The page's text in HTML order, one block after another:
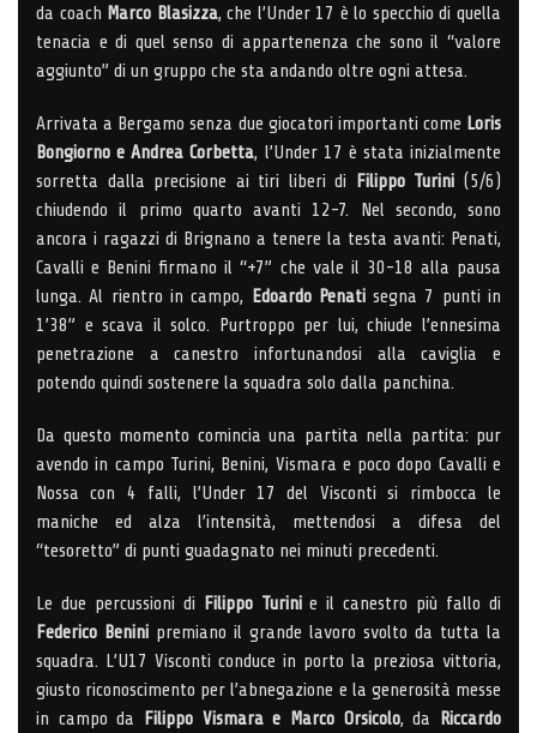
da coach Marco Blasizza, che l’Under 17 è lo specchio di quella
tenacia e di quel senso di appartenenza che sono il “valore
aggiunto” di un gruppo che sta andando oltre ogni attesa.
Arrivata a Bergamo senza due giocatori importanti come Loris
Bongiorno e Andrea Corbetta, l’Under 17 è stata inizialmente
sorretta dalla precisione ai tiri liberi di
Filippo Turini (5/6)
chiudendo il primo quarto avanti 12-7. Nel secondo, sono
ancora i ragazzi di Brignano a tenere la testa avanti: Penati,
Cavalli e Benini firmano il “+7” che vale il 30-18 alla pausa
lunga. Al rientro in campo, Edoardo Penatisegna 7 punti in
1’38” e scava il solco. Purtroppo per lui, chiude l’ennesima
penetrazione a canestro infortunandosi alla caviglia e
potendo quindi sostenere la squadra solo dalla panchina.
Da questo momento comincia una partita nella partita: pur
avendo in campo Turini, Benini, Vismara e poco dopo Cavalli e
Nossa con 4 falli, l’Under 17 del Visconti si rimbocca le
maniche ed alza l’intensità, mettendosi a difesa del
“tesoretto” di punti guadagnato nei minuti precedenti.
Le due percussioni di Filippo Turinie il canestro più fallo di
Federico Benini premiano il grande lavoro svolto da tutta la
squadra. L’U17 Visconti conduce in porto la preziosa vittoria,
giusto riconoscimento per l’abnegazione e la generosità messe
in campo da Filippo Vismara e Marco Orsicolo, da Riccardo